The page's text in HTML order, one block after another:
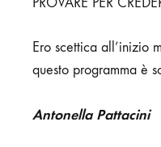
Ero scettica all’inizio
questo programma è
Antonella Pattacini